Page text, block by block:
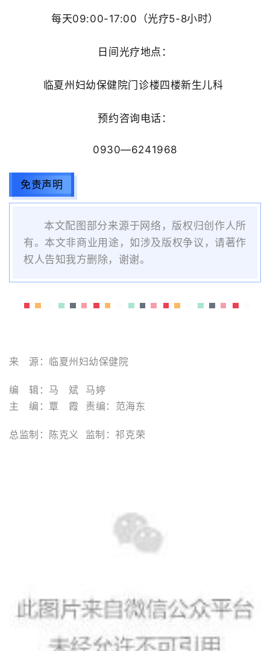
每天09:00-17:00（光疗5-8小时）
日间光疗地点：
临夏州妇幼保健院门诊楼四楼新生儿科
预约咨询电话：
0930—6241968
免责声明
本文配图部分来源于网络，版权归创作人所
有。本文非商业用途，如涉及版权争议，请著作
权人告知我方删除，谢谢。
来 源： 临夏州妇幼保健院
编 辑： 马 斌 马婷
主 编：覃 霞 责编：范海东
总监制：陈克义 监制： 祁克荣